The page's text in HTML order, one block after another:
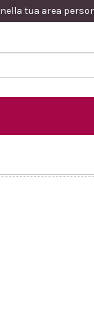
nella tua area